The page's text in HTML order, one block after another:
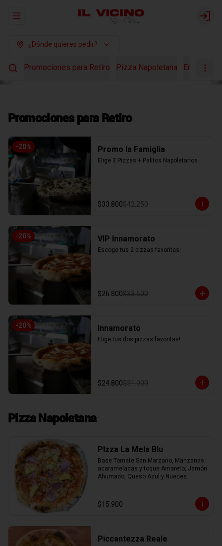
Abrir menu de navegación Login
¿Dónde quieres pedir?
Promociones para Retiro Pizza Napoletana Ensaladas
Promociones para Retiro
-20% Promo la Famiglia
Elige 3 Pizzas + Palitos Napoletanos
$33.800$42.250
-20% VIP Innamorato
Escoge tus 2 pizzas favoritas!
$26.800$33.500
-20% Innamorato
Elige tus dos pizzas favoritas!
$24.800$31.000
Pizza Napoletana
PIzza La Mela Blu
Base Tomate San Marzano, Manzanas
acarameladas y toque Amareto, Jamón
Ahumado, Queso Azul y Nueces.
$15.900
Piccantezza Reale